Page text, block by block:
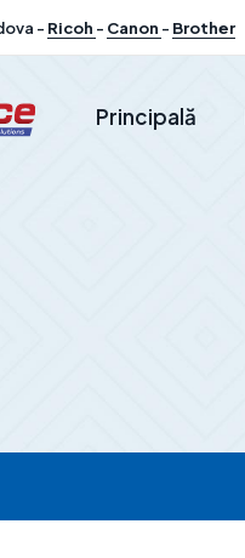
- Ricoh - Canon - Brother
Principală